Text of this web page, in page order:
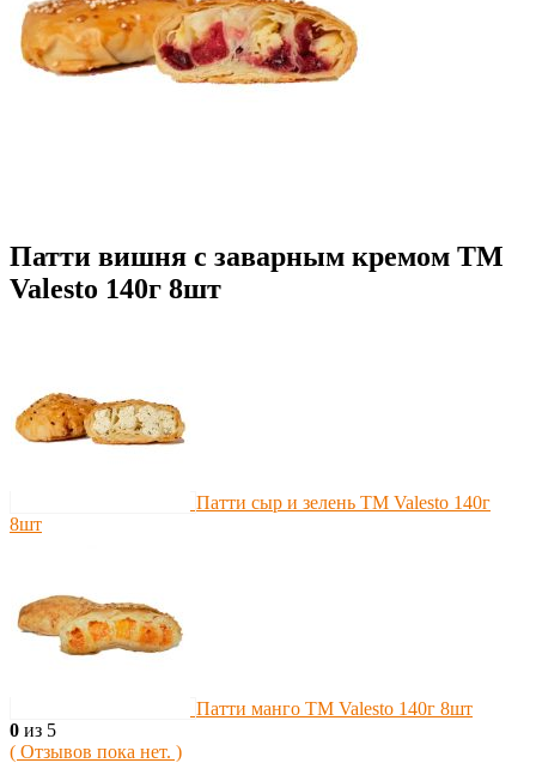
Патти вишня с заварным кремом TM
Valesto 140г 8шт
Патти сыр и зелень TM Valesto 140г
8шт
Патти манго TM Valesto 140г 8шт
0 из 5
( Отзывов пока нет. )